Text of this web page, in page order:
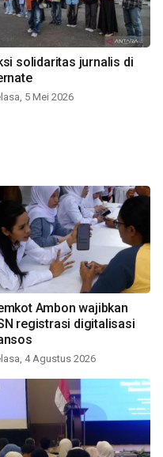
solidaritas jurnalis di
5 Mei 2026
Ambon wajibkan
registrasi digitalisasi
4 Agustus 2026